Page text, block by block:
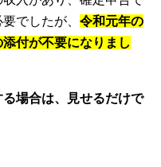
でしたが、 令和元年の
付が不要になりまし
場合は、見せるだけで